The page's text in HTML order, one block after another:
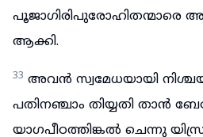
പൂജാഗിരിപുരോഹിതന്മാരെ
ആക്കി.
33 അവൻ സ്വമേധയായി
പതിനഞ്ചാം തിയ്യതി താൻ
യാഗപീഠത്തിങ്കൽ ചെന്നു